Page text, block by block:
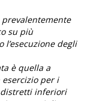
prevalentemente
su più
degli
è quella a
per i
inferiori